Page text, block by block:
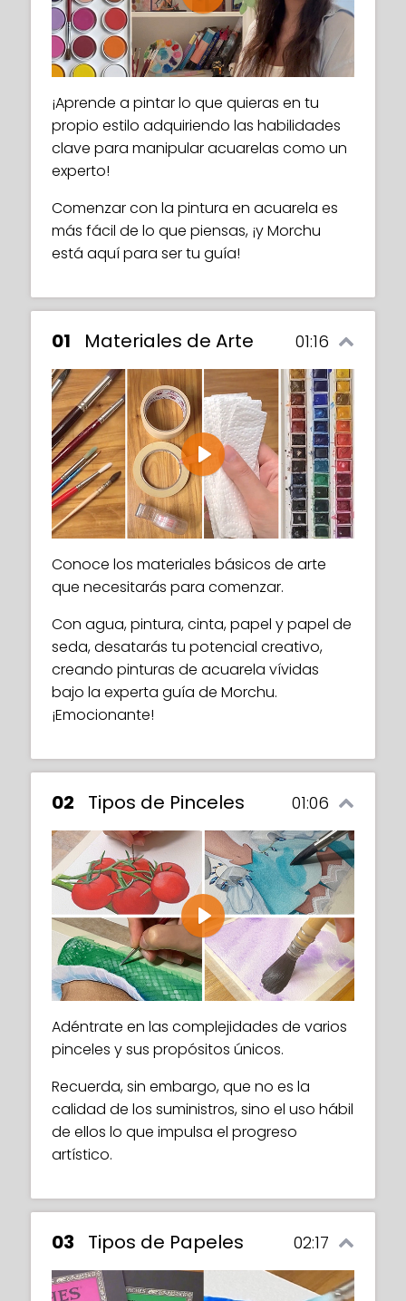
Play
¡Aprende a pintar lo que quieras en tu
propio estilo adquiriendo las habilidades
clave para manipular acuarelas como un
experto!
Comenzar con la pintura en acuarela es
más fácil de lo que piensas, ¡y Morchu
está aquí para ser tu guía!
01 Materiales de Arte 01:16
Play
Conoce los materiales básicos de arte
que necesitarás para comenzar.
Con agua, pintura, cinta, papel y papel de
seda, desatarás tu potencial creativo,
creando pinturas de acuarela vívidas
bajo la experta guía de Morchu.
¡Emocionante!
02 Tipos de Pinceles 01:06
Play
Adéntrate en las complejidades de varios
pinceles y sus propósitos únicos.
Recuerda, sin embargo, que no es la
calidad de los suministros, sino el uso hábil
de ellos lo que impulsa el progreso
artístico.
03 Tipos de Papeles 02:17